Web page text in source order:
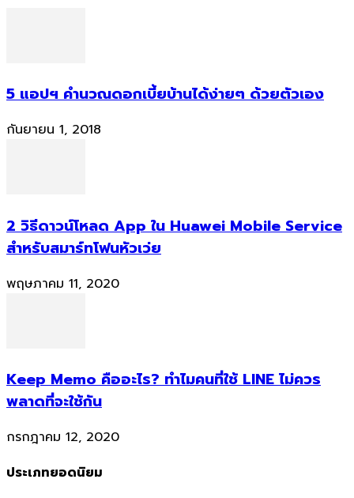
5 แอปฯ คำนวณดอกเบี้ยบ้านได้ง่ายๆ ด้วยตัวเอง
กันยายน 1, 2018
2 วิธีดาวน์โหลด App ใน Huawei Mobile Service
สำหรับสมาร์ทโฟนหัวเว่ย
พฤษภาคม 11, 2020
Keep Memo คืออะไร? ทำไมคนที่ใช้ LINE ไม่ควร
พลาดที่จะใช้กัน
กรกฎาคม 12, 2020
ประเภทยอดนิยม